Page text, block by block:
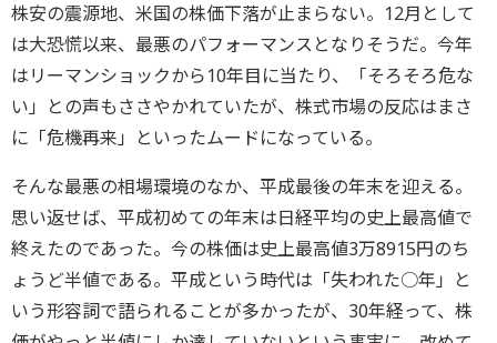
株安の震源地、米国の株価下落が止まらない。12月として
は大恐慌以来、最悪のパフォーマンスとなりそうだ。今年
はリーマンショックから10年目に当たり、「そろそろ危な
い」との声もささやかれていたが、株式市場の反応はまさ
に「危機再来」といったムードになっている。
そんな最悪の相場環境のなか、平成最後の年末を迎える。
思い返せば、平成初めての年末は日経平均の史上最高値で
終えたのであった。今の株価は史上最高値3万8915円のち
ょうど半値である。平成という時代は「失われた○年」と
いう形容詞で語られることが多かったが、30年経って、株